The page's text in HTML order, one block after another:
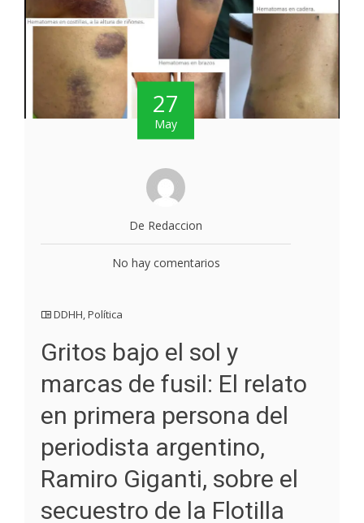
27
May
De Redaccion
No hay comentarios
DDHH,Política
Gritos bajo el sol y
marcas de fusil: El relato
en primera persona del
periodista argentino,
Ramiro Giganti, sobre el
secuestro de la Flotilla